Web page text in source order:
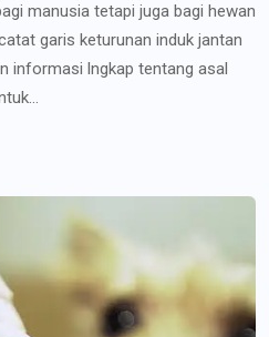
manusia tetapi juga bagi hewan
garis keturunan induk jantan
informasi lngkap tentang asal